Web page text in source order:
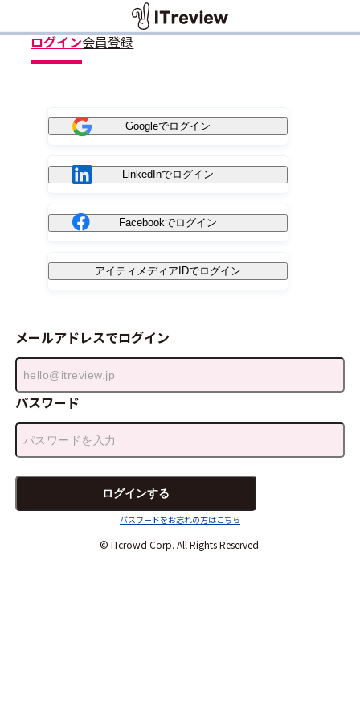
ログイン会員登録
Googleでログイン
LinkedInでログイン
Facebookでログイン
アイティメディアIDでログイン
メールアドレスでログイン
パスワード
パスワードをお忘れの方はこちら
© ITcrowd Corp. All Rights Reserved.